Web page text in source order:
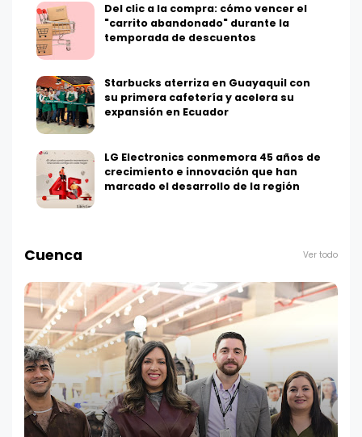
Del clic a la compra: cómo vencer el
"carrito abandonado" durante la
temporada de descuentos
Starbucks aterriza en Guayaquil con
su primera cafetería y acelera su
expansión en Ecuador
LG Electronics conmemora 45 años de
crecimiento e innovación que han
marcado el desarrollo de la región
Cuenca Ver todo